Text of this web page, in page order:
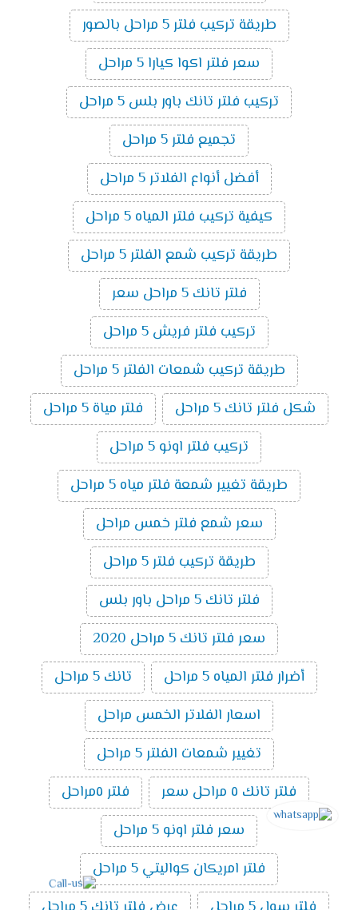
طريقة تركيب فلتر 5 مراحل بالصور
سعر فلتر اكوا كيارا 5 مراحل
تركيب فلتر تانك باور بلس 5 مراحل
تجميع فلتر 5 مراحل
أفضل أنواع الفلاتر 5 مراحل
كيفية تركيب فلتر المياه 5 مراحل
طريقة تركيب شمع الفلتر 5 مراحل
فلتر تانك 5 مراحل سعر
تركيب فلتر فريش 5 مراحل
طريقة تركيب شمعات الفلتر 5 مراحل
شكل فلتر تانك 5 مراحل
فلتر مياة 5 مراحل
تركيب فلتر اونو 5 مراحل
طريقة تغيير شمعة فلتر مياه 5 مراحل
سعر شمع فلتر خمس مراحل
طريقة تركيب فلتر 5 مراحل
فلتر تانك 5 مراحل باور بلس
سعر فلتر تانك 5 مراحل 2020
أضرار فلتر المياه 5 مراحل
تانك 5 مراحل
اسعار الفلاتر الخمس مراحل
تغيير شمعات الفلتر 5 مراحل
فلتر تانك ٥ مراحل سعر
فلتر ٥مراحل
سعر فلتر اونو 5 مراحل
فلتر امريكان كواليتي 5 مراحل